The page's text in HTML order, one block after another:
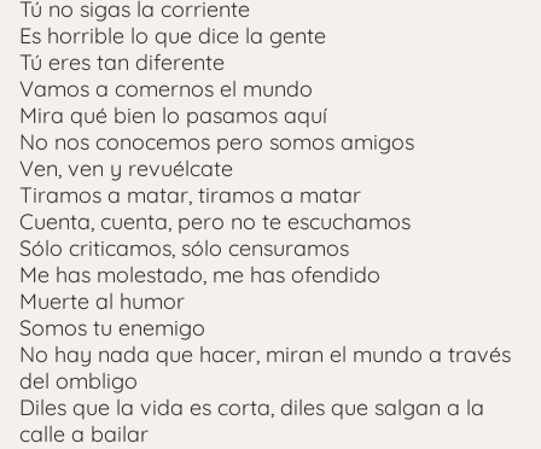
Tú no sigas la corriente
Es horrible lo que dice la gente
Tú eres tan diferente
Vamos a comernos el mundo
Mira qué bien lo pasamos aquí
No nos conocemos pero somos amigos
Ven, ven y revuélcate
Tiramos a matar, tiramos a matar
Cuenta, cuenta, pero no te escuchamos
Sólo criticamos, sólo censuramos
Me has molestado, me has ofendido
Muerte al humor
Somos tu enemigo
No hay nada que hacer, miran el mundo a través
del ombligo
Diles que la vida es corta, diles que salgan a la
calle a bailar